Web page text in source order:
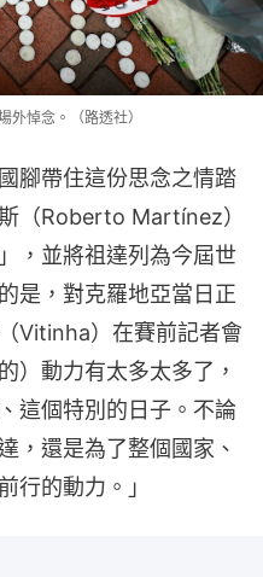
外悼念。（路透社）
腳帶住這份思念之情踏
（Roberto Martínez）
，並將祖達列為今屆世
是，對克羅地亞當日正
Vitinha）在賽前記者會
）動力有太多太多了，
這個特別的日子。不論
，還是為了整個國家、
行的動力。」